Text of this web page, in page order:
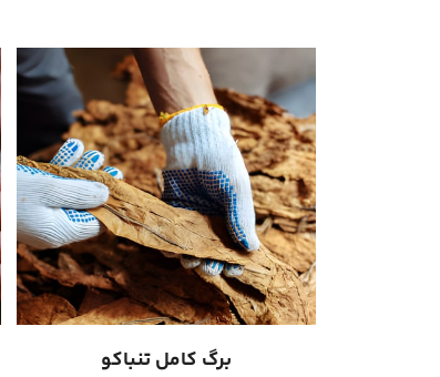
برگ کامل تنباکو